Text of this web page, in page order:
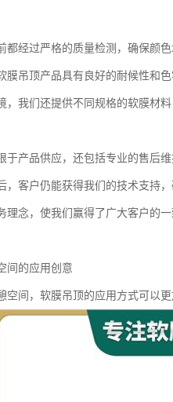
都经过严格的质量检测，确保颜
膜吊顶产品具有良好的耐候性和
，我们还提供不同规格的软膜材
于产品供应，还包括专业的售后维
，客户仍能获得我们的技术支持
理念，使我们赢得了广大客户的一
间的应用创意
空间，软膜吊顶的应用方式可以更